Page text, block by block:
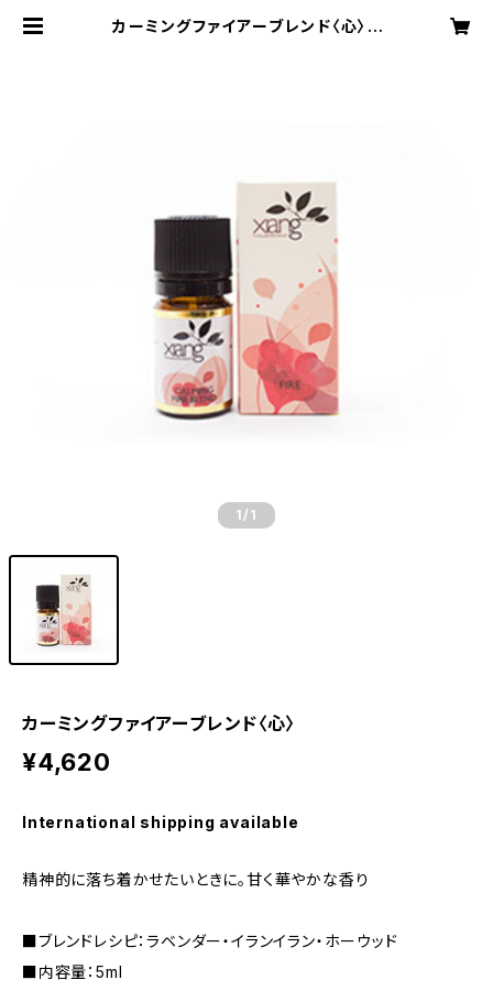
カーミングファイアーブレンド〈心〉 |
1 /1
カーミングファイアーブレンド〈心〉
¥4,620
International shipping available
精神的に落ち着かせたいときに。甘く華やかな香り
■ブレンドレシピ：ラベンダー・イランイラン・ホーウッド
■内容量：5ml